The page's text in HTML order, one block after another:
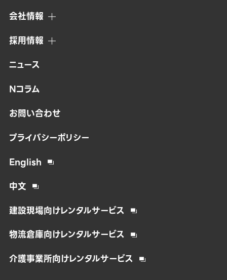
会社情報
採用情報
ニュース
Nコラム
お問い合わせ
プライバシーポリシー
English
中文
建設現場向けレンタルサービス
物流倉庫向けレンタルサービス
介護事業所向けレンタルサービス